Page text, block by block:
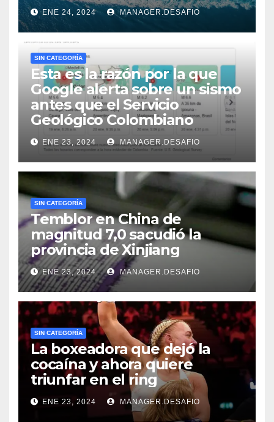
ENE 24, 2024 MANAGER.DESAFIO
SIN CATEGORÍA
Esta es la razón por la que
Google alerta sobre un sismo
antes que el Servicio
Geológico Colombiano
ENE 23, 2024 MANAGER.DESAFIO
SIN CATEGORÍA
Temblor en China de
magnitud 7,0 sacudió la
provincia de Xinjiang
ENE 23, 2024 MANAGER.DESAFIO
SIN CATEGORÍA
La boxeadora que dejó la
cocaína y ahora quiere
triunfar en el ring​
ENE 23, 2024 MANAGER.DESAFIO